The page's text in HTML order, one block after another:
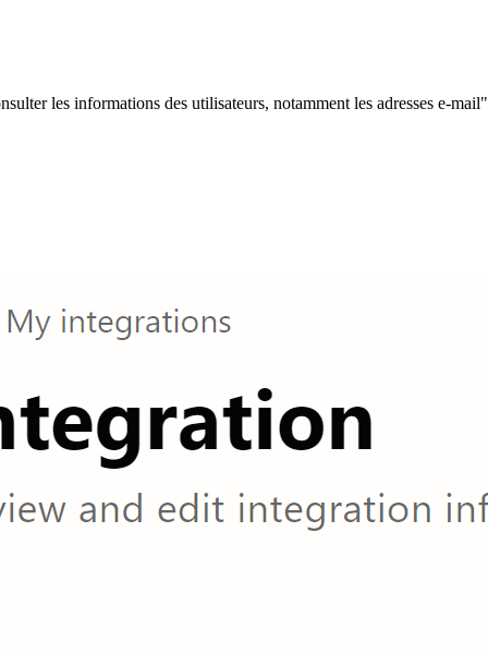
les informations des utilisateurs, notamment les adresses e-mail"